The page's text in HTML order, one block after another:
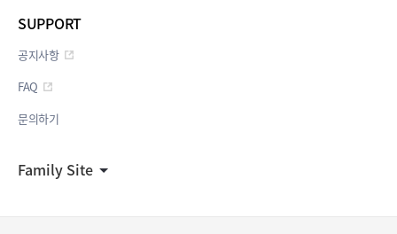
Family Site
SUPPORT
공지사항
FAQ
문의하기